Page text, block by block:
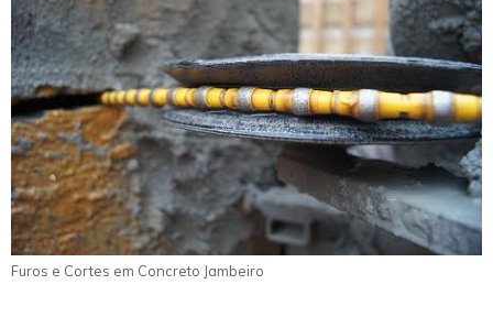
Furos e Cortes em Concreto Jambeiro